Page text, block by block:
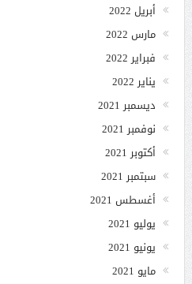
أبريل 2022
مارس 2022
فبراير 2022
يناير 2022
ديسمبر 2021
نوفمبر 2021
أكتوبر 2021
سبتمبر 2021
أغسطس 2021
يوليو 2021
يونيو 2021
مايو 2021